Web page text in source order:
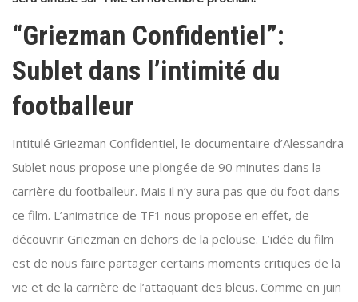
“Griezman Confidentiel”:
Sublet dans l’intimité du
footballeur
Intitulé Griezman Confidentiel, le documentaire d’Alessandra
Sublet nous propose une plongée de 90 minutes dans la
carrière du footballeur. Mais il n’y aura pas que du foot dans
ce film. L’animatrice de TF1 nous propose en effet, de
découvrir Griezman en dehors de la pelouse. L’idée du film
est de nous faire partager certains moments critiques de la
vie et de la carrière de l’attaquant des bleus. Comme en juin